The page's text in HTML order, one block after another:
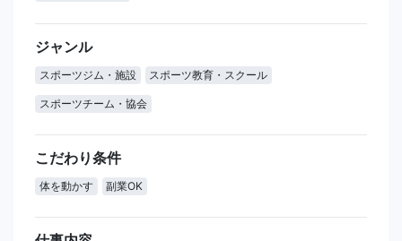
ジャンル
スポーツジム・施設 スポーツ教育・スクール
スポーツチーム・協会
こだわり条件
体を動かす 副業OK